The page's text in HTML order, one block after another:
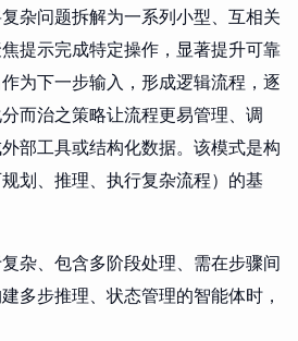
复杂问题拆解为一系列小型、互相关
提示完成特定操作，显著提升可靠
为下一步输入，形成逻辑流程，逐
而治之策略让流程更易管理、调
部工具或结构化数据。该模式是构
划、推理、执行复杂流程）的基
复杂、包含多阶段处理、需在步骤间
多步推理、状态管理的智能体时，